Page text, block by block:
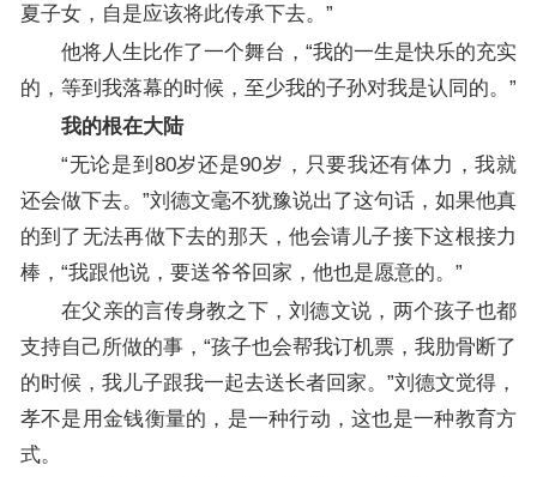
夏子女，自是应该将此传承下去。”
他将人生比作了一个舞台，“我的一生是快乐的充实
的，等到我落幕的时候，至少我的子孙对我是认同的。”
我的根在大陆
“无论是到80岁还是90岁，只要我还有体力，我就
还会做下去。”刘德文毫不犹豫说出了这句话，如果他真
的到了无法再做下去的那天，他会请儿子接下这根接力
棒，“我跟他说，要送爷爷回家，他也是愿意的。”
在父亲的言传身教之下，刘德文说，两个孩子也都
支持自己所做的事，“孩子也会帮我订机票，我肋骨断了
的时候，我儿子跟我一起去送长者回家。”刘德文觉得，
孝不是用金钱衡量的，是一种行动，这也是一种教育方
式。